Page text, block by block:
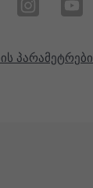
პარამეტრები